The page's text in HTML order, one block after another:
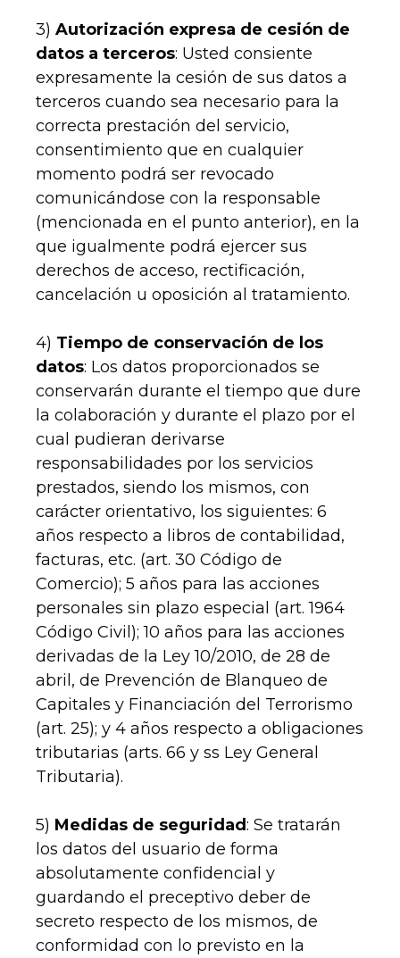
3) Autorización expresa de cesión de
datos a terceros: Usted consiente
expresamente la cesión de sus datos a
terceros cuando sea necesario para la
correcta prestación del servicio,
consentimiento que en cualquier
momento podrá ser revocado
comunicándose con la responsable
(mencionada en el punto anterior), en la
que igualmente podrá ejercer sus
derechos de acceso, rectificación,
cancelación u oposición al tratamiento.
4) Tiempo de conservación de los
datos: Los datos proporcionados se
conservarán durante el tiempo que dure
la colaboración y durante el plazo por el
cual pudieran derivarse
responsabilidades por los servicios
prestados, siendo los mismos, con
carácter orientativo, los siguientes: 6
años respecto a libros de contabilidad,
facturas, etc. (art. 30 Código de
Comercio); 5 años para las acciones
personales sin plazo especial (art. 1964
Código Civil); 10 años para las acciones
derivadas de la Ley 10/2010, de 28 de
abril, de Prevención de Blanqueo de
Capitales y Financiación del Terrorismo
(art. 25); y 4 años respecto a obligaciones
tributarias (arts. 66 y ss Ley General
Tributaria).
5) Medidas de seguridad: Se tratarán
los datos del usuario de forma
absolutamente confidencial y
guardando el preceptivo deber de
secreto respecto de los mismos, de
conformidad con lo previsto en la